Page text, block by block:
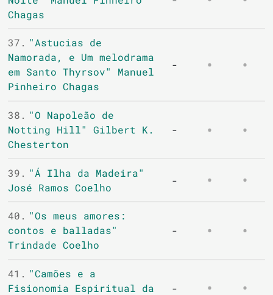
Chagas
37. "Astucias de
Namorada, e Um melodrama
em Santo Thyrsov" Manuel
Pinheiro Chagas
-
38. "O Napoleão de
Notting Hill" Gilbert K.
Chesterton
-
39. "Á Ilha da Madeira"
José Ramos Coelho
-
40. "Os meus amores:
contos e balladas"
Trindade Coelho
-
41. "Camões e a
Fisionomia Espiritual da
-